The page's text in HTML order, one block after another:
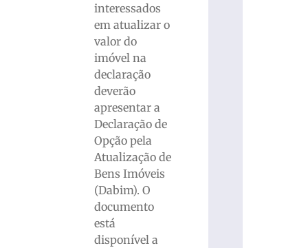
interessados
em atualizar o
valor do
imóvel na
declaração
deverão
apresentar a
Declaração de
Opção pela
Atualização de
Bens Imóveis
(Dabim). O
documento
está
disponível a